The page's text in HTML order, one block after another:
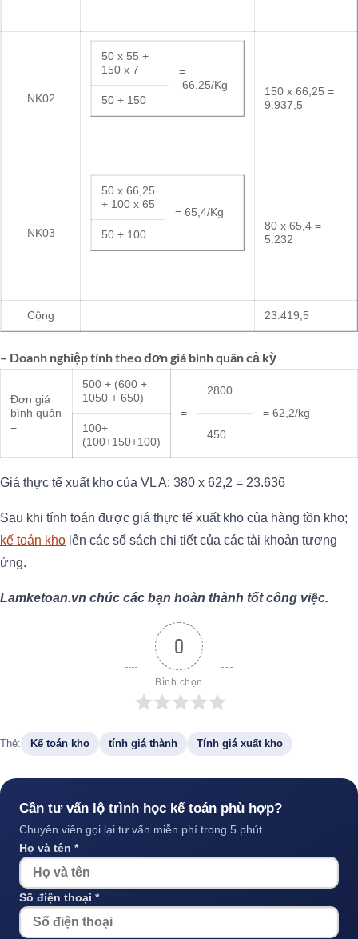
NK02
50 x 55 +
150 x 7
=
66,25/Kg
50 + 150
150 x 66,25 =
9.937,5
NK03
50 x 66,25
+ 100 x 65
= 65,4/Kg
50 + 100
80 x 65,4 =
5.232
Cộng 23.419,5
– Doanh nghiệp tính theo đơn giá bình quân cả kỳ
Đơn giá
bình quân
=
500 + (600 +
1050 + 650)
=
2800
= 62,2/kg
100+
(100+150+100)
450
Giá thực tế xuất kho của VL A: 380 x 62,2 = 23.636
Sau khi tính toán được giá thực tế xuất kho của hàng tồn kho;
kế toán kho lên các sổ sách chi tiết của các tài khoản tương
ứng.
Lamketoan.vn chúc các bạn hoàn thành tốt công việc.
0
Bình chọn
Thẻ: Kế toán kho tính giá thành Tính giá xuất kho
Cần tư vấn lộ trình học kế toán phù hợp?
Chuyên viên gọi lại tư vấn miễn phí trong 5 phút.
Họ và tên *
Số điện thoại *